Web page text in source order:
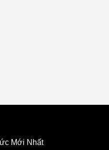
Mới Nhất